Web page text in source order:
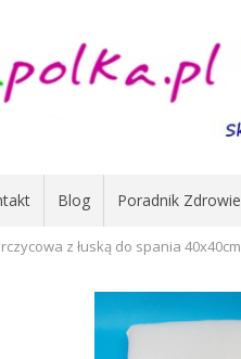
Blog Poradnik Zdrowie
z łuską do spania 40x40cm